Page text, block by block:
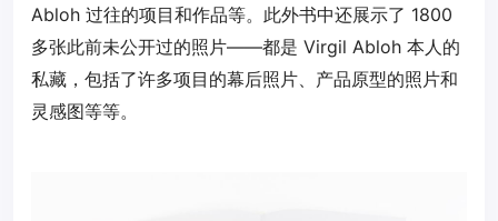
Abloh 过往的项目和作品等。此外书中还展示了 1800
多张此前未公开过的照片——都是 Virgil Abloh 本人的
私藏，包括了许多项目的幕后照片、产品原型的照片和
灵感图等等。